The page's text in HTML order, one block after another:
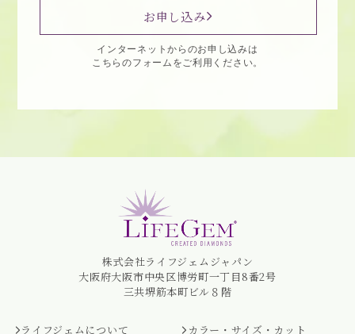
お申し込み
インターネットからのお申し込みは
こちらのフォームをご利用ください。
株式会社ライフジェムジャパン
大阪府大阪市中央区博労町一丁目8番2号
三共堺筋本町ビル８階
ライフジェムについて
カラー・サイズ・カット